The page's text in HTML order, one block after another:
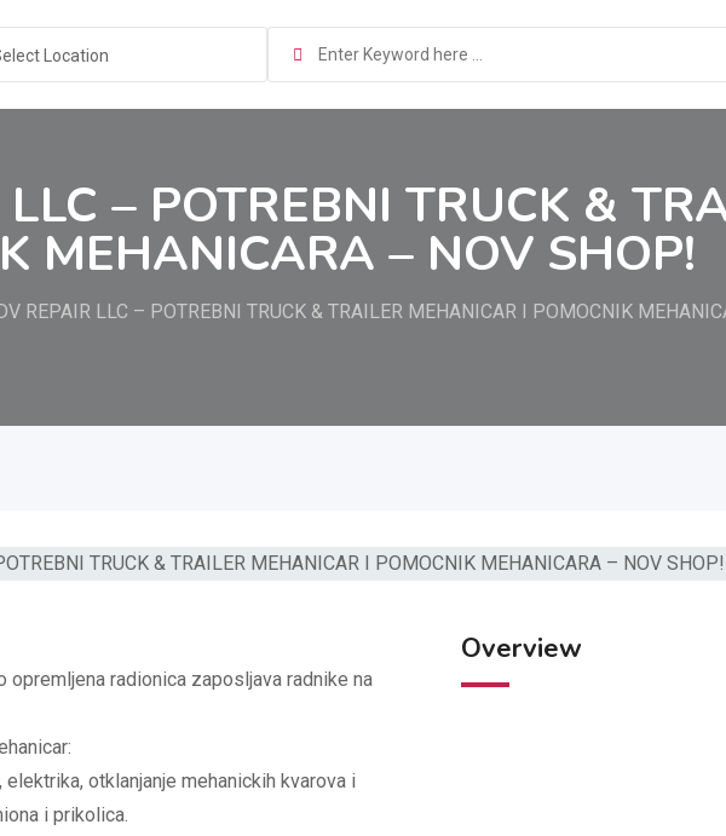
Location
– POTREBNI TRUCK &
MEHANICARA – NOV SHOP!
REPAIR LLC – POTREBNI TRUCK & TRAILER MEHANICAR I POMOCNIK
opremljena radionica zaposljava radnike na
otklanjanje mehanickih kvarova i
i prikolica.
Overview